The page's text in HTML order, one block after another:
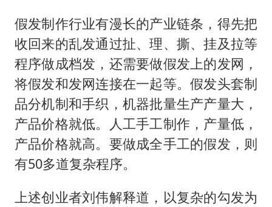
假发制作行业有漫长的产业链条，得先把
收回来的乱发通过扯、理、撕、挂及拉等
程序做成档发，还需要做假发上的发网，
将假发和发网连接在一起等。假发头套制
品分机制和手织，机器批量生产产量大，
产品价格就低。人工手工制作，产量低，
产品价格就高。要做成全手工的假发，则
有50多道复杂程序。
上述创业者刘伟解释道，以复杂的勾发为